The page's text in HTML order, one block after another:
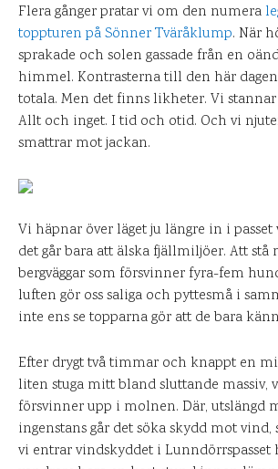
Flera gånger pratar vi om den numera
toppturen på Sönner Tväråklump. När
sprakade och solen gassade från en
himmel. Kontrasterna till den här
totala. Men det finns likheter. Vi
Allt och inget. I tid och otid. Och vi
smattrar mot jackan.
Vi häpnar över läget ju längre in i
det går bara att älska fjällmiljöer. Att
bergväggar som försvinner fyra-fem
luften gör oss saliga och pyttesmå i
inte ens se topparna gör att de bara
Efter drygt två timmar och knappt en
liten stuga mitt bland sluttande massiv,
försvinner upp i molnen. Där, utslängd
ingenstans går det söka skydd mot vind,
vi entrar vindskyddet i Lunndörrspasset